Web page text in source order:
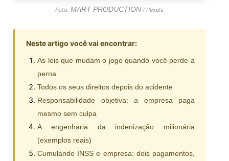
Foto: MART PRODUCTION / Pexels
Neste artigo você vai encontrar:
As leis que mudam o jogo quando você perde a
perna
Todos os seus direitos depois do acidente
Responsabilidade objetiva: a empresa paga
mesmo sem culpa
A engenharia da indenização milionária
(exemplos reais)
Cumulando INSS e empresa: dois pagamentos,